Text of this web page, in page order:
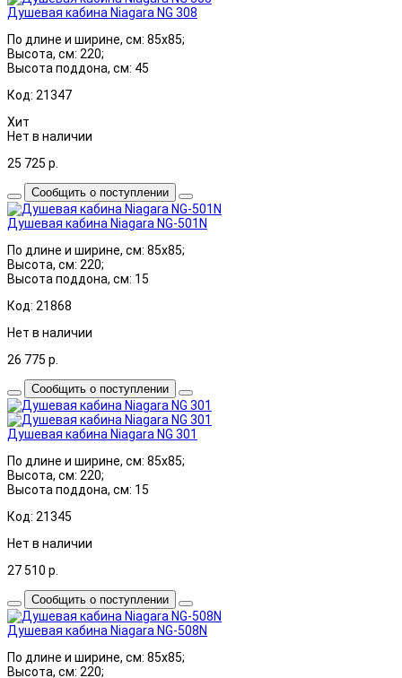
Душевая кабина Niagara NG 308
По длине и ширине, см: 85x85;
Высота, см: 220;
Высота поддона, см: 45
Код: 21347
Хит
Нет в наличии
25 725 р.
Сообщить о поступлении
Душевая кабина Niagara NG-501N
По длине и ширине, см: 85x85;
Высота, см: 220;
Высота поддона, см: 15
Код: 21868
Нет в наличии
26 775 р.
Сообщить о поступлении
Душевая кабина Niagara NG 301
По длине и ширине, см: 85x85;
Высота, см: 220;
Высота поддона, см: 15
Код: 21345
Нет в наличии
27 510 р.
Сообщить о поступлении
Душевая кабина Niagara NG-508N
По длине и ширине, см: 85x85;
Высота, см: 220;